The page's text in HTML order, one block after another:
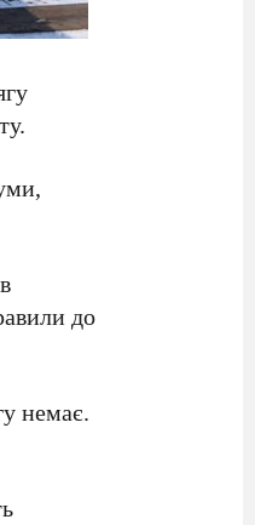
до
немає.